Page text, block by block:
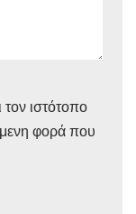
ιστότοπο
φορά που